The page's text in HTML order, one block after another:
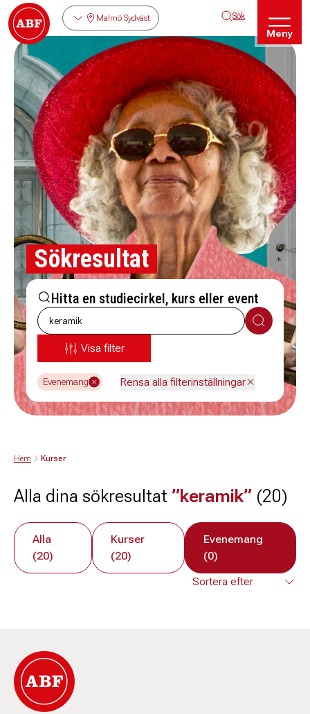
Malmö Sydväst Sök
Meny
Sökresultat
Hitta en studiecirkel, kurs eller event
Sök
Visa filter
Evenemang Rensa alla filterinställningar
Hem Kurser
Alla dina sökresultat ”keramik” (20)
Alla
(20)
Kurser
(20)
Evenemang
(0)